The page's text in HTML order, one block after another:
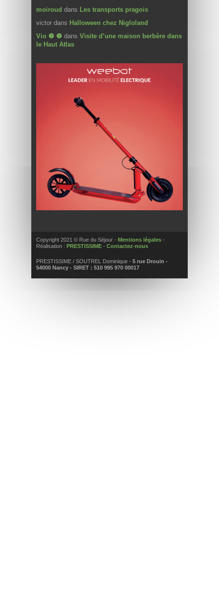
moiroud dans Les transports pragois
victor dans Halloween chez Nigloland
Vio ❼ ❼ dans Visite d’une maison berbère dans
le Haut Atlas
Copyright 2021 © Rue du Séjour - Mentions légales -
Réalisation : PRESTISSIME - Contactez-nous
PRESTISSIME / SOUTREL Dominique - 5 rue Drouin -
54000 Nancy - SIRET : 510 995 970 00017